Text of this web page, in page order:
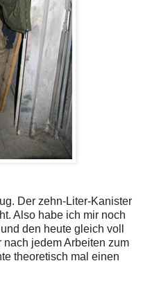
Der zehn-Liter-Kanister
Also habe ich mir noch
den heute gleich voll
jedem Arbeiten zum
theoretisch mal einen